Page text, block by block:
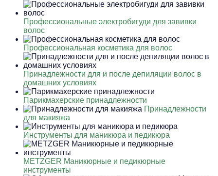
Профессиональные электробигуди для завивки
волос
Профессиональная косметика для волос
Принадлежности для и после депиляции волос в
домашних условиях
Парикмахерские принадлежности
Принадлежности
для макияжа
Инструменты для маникюра и педикюра
METZGER Маникюрные и педикюрные
инструменты